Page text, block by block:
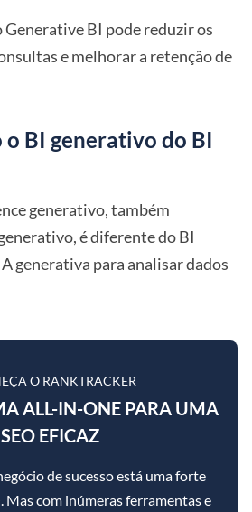
Generative BI pode reduzir os
e melhorar a retenção de
BI generativo do BI
generativo, também
é diferente do BI
generativa para analisar dados
O RANKTRACKER
ALL-IN-ONE PARA UMA
SEO EFICAZ
de sucesso está uma forte
Mas com inúmeras ferramentas e